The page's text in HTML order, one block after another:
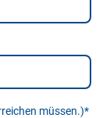
müssen.)*